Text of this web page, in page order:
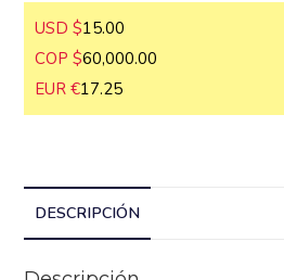
USD $
COP $
60,000.00